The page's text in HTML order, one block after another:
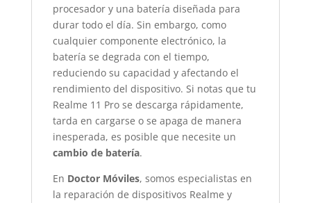
procesador y una batería diseñada para
durar todo el día. Sin embargo, como
cualquier componente electrónico, la
batería se degrada con el tiempo,
reduciendo su capacidad y afectando el
rendimiento del dispositivo. Si notas que tu
Realme 11 Pro se descarga rápidamente,
tarda en cargarse o se apaga de manera
inesperada, es posible que necesite un
cambio de batería.
En Doctor Móviles, somos especialistas en
la reparación de dispositivos Realme y